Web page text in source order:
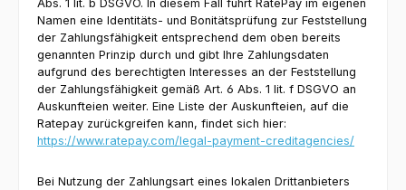
Abs. 1 lit. b DSGVO. In diesem Fall führt RatePay im eigenen
Namen eine Identitäts- und Bonitätsprüfung zur Feststellung
der Zahlungsfähigkeit entsprechend dem oben bereits
genannten Prinzip durch und gibt Ihre Zahlungsdaten
aufgrund des berechtigten Interesses an der Feststellung
der Zahlungsfähigkeit gemäß Art. 6 Abs. 1 lit. f DSGVO an
Auskunfteien weiter. Eine Liste der Auskunfteien, auf die
Ratepay zurückgreifen kann, findet sich hier:
https://www.ratepay.com/legal-payment-creditagencies/
Bei Nutzung der Zahlungsart eines lokalen Drittanbieters